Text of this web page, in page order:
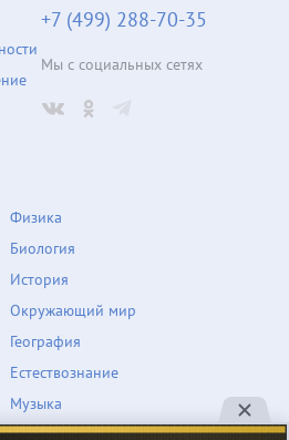
Физика
Биология
История
Окружающий мир
География
Естествознание
Музыка
ОБЖ
+7 (499) 288-70-35
Мы с социальных сетях